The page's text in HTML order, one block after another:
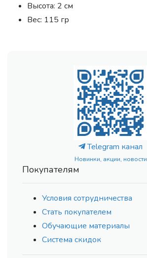
Высота: 2 см
Вес: 115 гр
Telegram канал
Новинки, акции, новости
Покупателям
Условия сотрудничества
Стать покупателем
Обучающие материалы
Система скидок